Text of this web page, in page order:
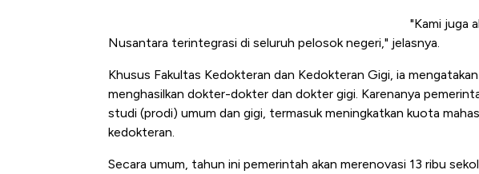
"Kami juga
Nusantara terintegrasi di seluruh pelosok negeri," jelasnya.
Khusus Fakultas Kedokteran dan Kedokteran Gigi, ia
menghasilkan dokter-dokter dan dokter gigi. Karenanya
studi (prodi) umum dan gigi, termasuk meningkatkan kuota
kedokteran.
Secara umum, tahun ini pemerintah akan merenovasi 13 ribu
Kongo Tutup Keran Ekspor, Harga
Tembaga Terbang ke Zona Berbahaya
Adu